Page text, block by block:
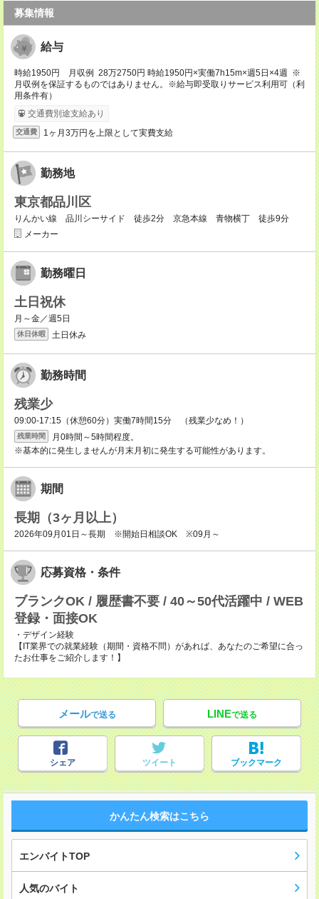
募集情報
給与
時給1950円 月収例 28万2750円 時給1950円×実働7h15m×週5日×4週 ※
月収例を保証するものではありません。※給与即受取りサービス利用可（利
用条件有）
交通費別途支給あり
交通費 1ヶ月3万円を上限として実費支給
勤務地
東京都品川区
りんかい線 品川シーサイド 徒歩2分 京急本線 青物横丁 徒歩9分
メーカー
勤務曜日
土日祝休
月～金／週5日
休日休暇 土日休み
勤務時間
残業少
09:00-17:15（休憩60分）実働7時間15分 （残業少なめ！）
残業時間
月0時間～5時間程度。
※基本的に発生しませんが月末月初に発生する可能性があります。
期間
長期（3ヶ月以上）
2026年09月01日～長期 ※開始日相談OK ※09月～
応募資格・条件
ブランクOK / 履歴書不要 / 40～50代活躍中 / WEB
登録・面接OK
・デザイン経験
【IT業界での就業経験（期間・資格不問）があれば、あなたのご希望に合っ
たお仕事をご紹介します！】
メールで送る LINEで送る
シェア ツイート ブックマーク
かんたん検索はこちら
エンバイトTOP
人気のバイト